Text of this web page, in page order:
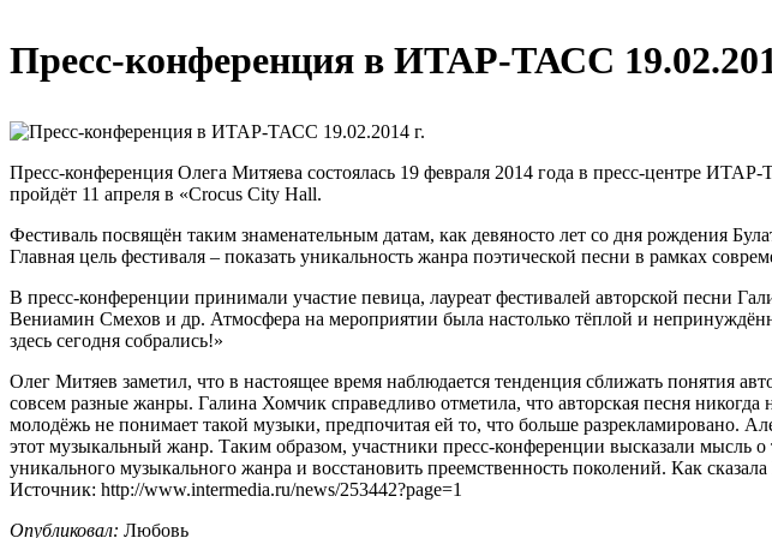
Пресс-конференция в ИТАР-ТАСС
Пресс-конференция Олега Митяева состоялась 19 февраля 2014 года в пресс-центре
пройдёт 11 апреля в «Crocus City Hall.
Фестиваль посвящён таким знаменательным датам, как девяносто лет со дня
Главная цель фестиваля – показать уникальность жанра поэтической песни в рамках
В пресс-конференции принимали участие певица, лауреат фестивалей авторской песни
Вениамин Смехов и др. Атмосфера на мероприятии была настолько тёплой и
здесь сегодня собрались!»
Олег Митяев заметил, что в настоящее время наблюдается тенденция сближать понятия
совсем разные жанры. Галина Хомчик справедливо отметила, что авторская песня
молодёжь не понимает такой музыки, предпочитая ей то, что больше разрекламировано.
этот музыкальный жанр. Таким образом, участники пресс-конференции высказали мысль
уникального музыкального жанра и восстановить преемственность поколений. Как
Источник: http://www.intermedia.ru/news/253442?page=1
Опубликовал: Любовь